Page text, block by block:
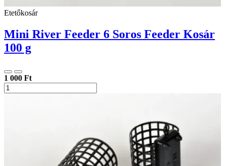
Etetőkosár
Mini River Feeder 6 Soros Feeder Kosár
100 g
1 000 Ft